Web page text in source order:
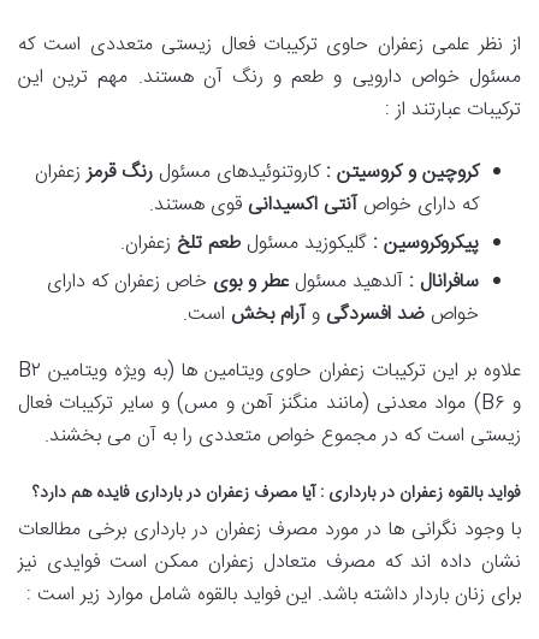
از نظر علمی زعفران حاوی ترکیبات فعال زیستی متعددی است که
مسئول خواص دارویی و طعم و رنگ آن هستند. مهم ترین این
ترکیبات عبارتند از :
کروچین و کروسیتن :کاروتنوئیدهای مسئول رنگ قرمززعفران
که دارای خواصآنتی اکسیدانی قوی هستند.
پیکروکروسین : گلیکوزید مسئول طعم تلخ زعفران.
سافرانال : آلدهید مسئولعطر و بوی خاص زعفران که دارای
خواص ضد افسردگی وآرام بخش است.
علاوه بر این ترکیبات زعفران حاوی ویتامین ها (به ویژه ویتامین B۲
و B۶) مواد معدنی (مانند منگنز آهن و مس) و سایر ترکیبات فعال
زیستی است که در مجموع خواص متعددی را به آن می بخشند.
فواید بالقوه زعفران در بارداری : آیا مصرف زعفران در بارداری فایده هم دارد؟
با وجود نگرانی ها در مورد مصرف زعفران در بارداری برخی مطالعات
نشان داده اند که مصرف متعادل زعفران ممکن است فوایدی نیز
برای زنان باردار داشته باشد. این فواید بالقوه شامل موارد زیر است :